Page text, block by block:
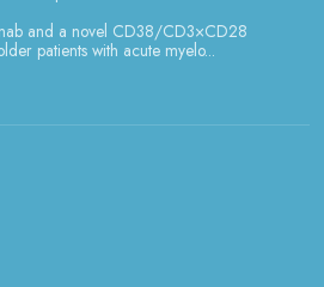
and a novel CD38/CD3×CD28
patients with acute myelo...